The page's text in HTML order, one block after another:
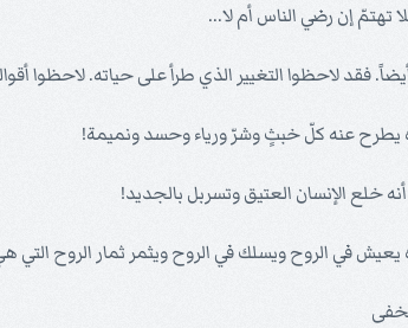
تهتمّ إن رضي الناس أم لا...
فقد لاحظوا التغيير الذي طرأ على حياته. لاحظوا
يطرح عنه كلّ خبثٍ وشرّ ورياء وحسد ونميمة!
خلع الإنسان العتيق وتسربل بالجديد!
يعيش في الروح ويسلك في الروح ويثمر ثمار الروح